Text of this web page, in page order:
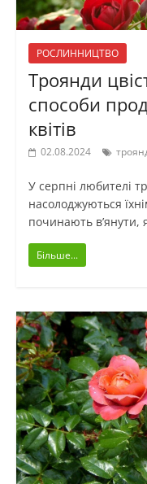
РОСЛИННИЦТВО
Троянди
способи
квітів
02.08.2024
У серпні любителі
насолоджуються
починають в’янути,
Більше...